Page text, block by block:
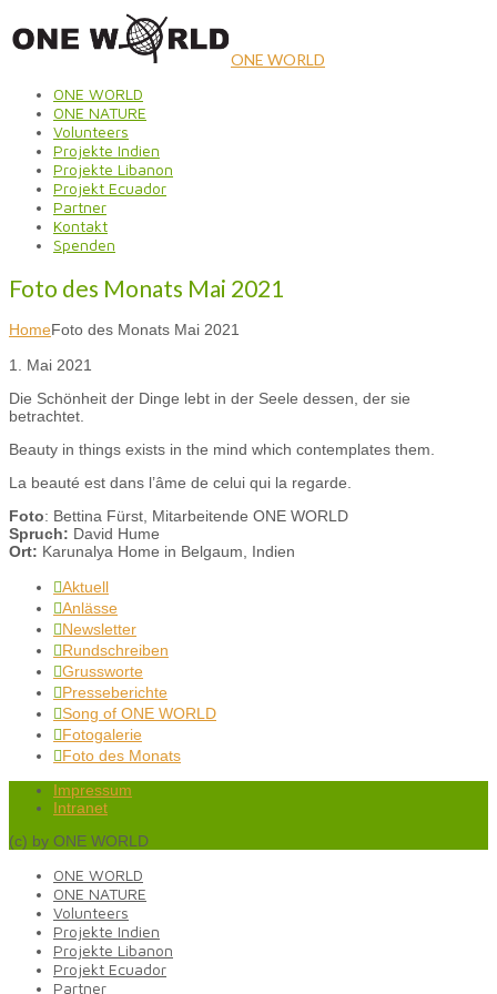
ONE WORLD
ONE WORLD
ONE NATURE
Volunteers
Projekte Indien
Projekte Libanon
Projekt Ecuador
Partner
Kontakt
Spenden
Foto des Monats Mai 2021
HomeFoto des Monats Mai 2021
1. Mai 2021
Die Schönheit der Dinge lebt in der Seele dessen, der sie
betrachtet.
Beauty in things exists in the mind which contemplates them.
La beauté est dans l’âme de celui qui la regarde.
Foto: Bettina Fürst, Mitarbeitende ONE WORLD
Spruch: David Hume
Ort: Karunalya Home in Belgaum, Indien
Aktuell
Anlässe
Newsletter
Rundschreiben
Grussworte
Presseberichte
Song of ONE WORLD
Fotogalerie
Foto des Monats
Impressum
Intranet
(c) by ONE WORLD
ONE WORLD
ONE NATURE
Volunteers
Projekte Indien
Projekte Libanon
Projekt Ecuador
Partner